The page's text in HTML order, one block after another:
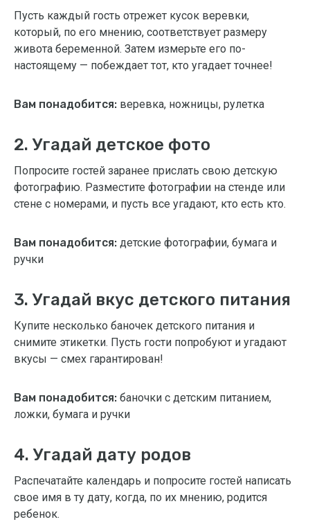
Пусть каждый гость отрежет кусок веревки,
который, по его мнению, соответствует размеру
живота беременной. Затем измерьте его по-
настоящему — побеждает тот, кто угадает точнее!
Вам понадобится: веревка, ножницы, рулетка
2. Угадай детское фото
Попросите гостей заранее прислать свою детскую
фотографию. Разместите фотографии на стенде или
стене с номерами, и пусть все угадают, кто есть кто.
Вам понадобится: детские фотографии, бумага и
ручки
3. Угадай вкус детского питания
Купите несколько баночек детского питания и
снимите этикетки. Пусть гости попробуют и угадают
вкусы — смех гарантирован!
Вам понадобится: баночки с детским питанием,
ложки, бумага и ручки
4. Угадай дату родов
Распечатайте календарь и попросите гостей написать
свое имя в ту дату, когда, по их мнению, родится
ребенок.